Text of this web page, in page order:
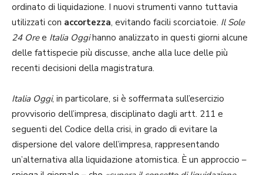
ordinato di liquidazione. I nuovi strumenti vanno tuttavia
utilizzati con accortezza, evitando facili scorciatoie. Il Sole
24 Oree Italia Oggihanno analizzato in questi giorni alcune
delle fattispecie più discusse, anche alla luce delle più
recenti decisioni della magistratura.
Italia Oggi, in particolare, si è soffermata sull’esercizio
provvisorio dell’impresa, disciplinato dagli artt. 211 e
seguenti del Codice della crisi, in grado di evitare la
dispersione del valore dell’impresa, rappresentando
un’alternativa alla liquidazione atomistica. È un approccio –